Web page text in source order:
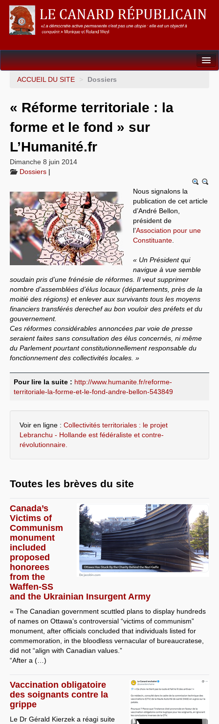
Dossiers
International
Résistances
L’Empire américain
Systèmes & société sous contrôle
Nouvelles de l’antirépublique
Guerre en Ukraine
ACCUEIL DU SITE > Dossiers
« Réforme territoriale : la
forme et le fond » sur
L’Humanité.fr
Dimanche 8 juin 2014
Dossiers |
Nous signalons la
publication de cet article
d’André Bellon,
président de
l’Association pour une
Constituante
« Un Président qui
navigue à vue semble
soudain pris d’une frénésie de réformes. Il veut supprimer
nombre d’assemblées d’élus locaux (départements, près de la
moitié des régions) et enlever aux survivants tous les moyens
financiers transférés derechef au bon vouloir des préfets et du
gouvernement.
Ces réformes considérables annoncées par voie de presse
seraient faites sans consultation des élus concernés, ni même
du Parlement pourtant constitutionnellement responsable du
fonctionnement des collectivités locales. »
Pour lire la suite : http://www.humanite.fr/reforme-
territoriale-la-forme-et-le-fond-andre-bellon-543849
Voir en ligne : Collectivités territoriales : le projet
Lebranchu - Hollande est fédéraliste et contre-
révolutionnaire.
Toutes les brèves du site
Canada’s
Victims of
Communism
monument
included
proposed
honorees
from the
Waffen-SS
and the Ukrainian Insurgent Army
« The Canadian government scuttled plans to display hundreds
of names on Ottawa’s controversial “victims of communism”
monument, after officials concluded that individuals listed for
commemoration, in the bloodless vernacular of bureaucratese,
did not “align with Canadian values.”
“After a (…)
Vaccination obligatoire
des soignants contre la
grippe
Le Dr Gérald Kierzek a réagi suite